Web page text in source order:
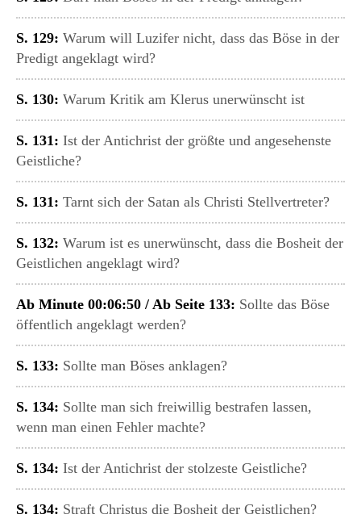
S. 129: Warum will Luzifer nicht, dass das Böse in der
Predigt angeklagt wird?
S. 130: Warum Kritik am Klerus unerwünscht ist
S. 131: Ist der Antichrist der größte und angesehenste
Geistliche?
S. 131: Tarnt sich der Satan als Christi Stellvertreter?
S. 132: Warum ist es unerwünscht, dass die Bosheit der
Geistlichen angeklagt wird?
Ab Minute 00:06:50 / Ab Seite 133: Sollte das Böse
öffentlich angeklagt werden?
S. 133: Sollte man Böses anklagen?
S. 134: Sollte man sich freiwillig bestrafen lassen,
wenn man einen Fehler machte?
S. 134: Ist der Antichrist der stolzeste Geistliche?
S. 134: Straft Christus die Bosheit der Geistlichen?